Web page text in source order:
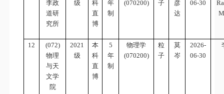
李政
道研
究所
级
科
直
博
年
制
(070200)
子
彦
达
06-30
12
(072)
物理
与天
文学
院
2021
级
本
科
直
博
5
年
制
物理学
(070200)
粒
子
莫
岑
2026-
06-30